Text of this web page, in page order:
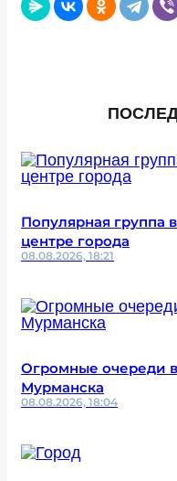
Популярная группа
центре города
08.08.2026, 18:21
Огромные очереди
Мурманска
08.08.2026, 18:04